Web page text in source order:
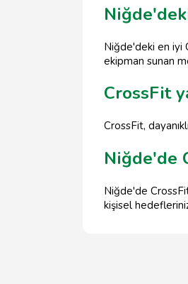
Niğde'deki en iyi
ekipman sunan
CrossFit
CrossFit,
Niğde'de
Niğde'de
kişisel